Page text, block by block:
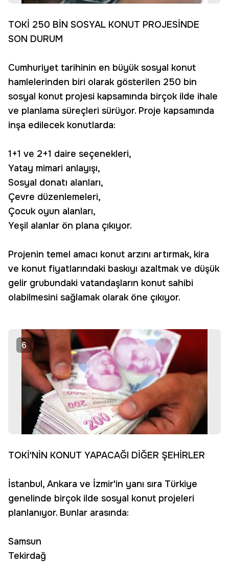
TOKİ 250 BİN SOSYAL KONUT PROJESİNDE
SON DURUM
Cumhuriyet tarihinin en büyük sosyal konut
hamlelerinden biri olarak gösterilen 250 bin
sosyal konut projesi kapsamında birçok ilde ihale
ve planlama süreçleri sürüyor. Proje kapsamında
inşa edilecek konutlarda:
1+1 ve 2+1 daire seçenekleri,
Yatay mimari anlayışı,
Sosyal donatı alanları,
Çevre düzenlemeleri,
Çocuk oyun alanları,
Yeşil alanlar ön plana çıkıyor.
Projenin temel amacı konut arzını artırmak, kira
ve konut fiyatlarındaki baskıyı azaltmak ve düşük
gelir grubundaki vatandaşların konut sahibi
olabilmesini sağlamak olarak öne çıkıyor.
6
TOKİ'NİN KONUT YAPACAĞI DİĞER ŞEHİRLER
İstanbul, Ankara ve İzmir'in yanı sıra Türkiye
genelinde birçok ilde sosyal konut projeleri
planlanıyor. Bunlar arasında:
Samsun
Tekirdağ